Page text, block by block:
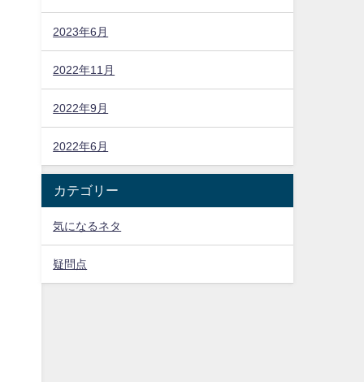
2023年6月
2022年11月
2022年9月
2022年6月
カテゴリー
気になるネタ
疑問点